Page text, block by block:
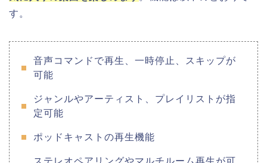
す。
音声コマンドで再生、一時停止、スキップが
可能
ジャンルやアーティスト、プレイリストが指
定可能
ポッドキャストの再生機能
ステレオペアリングやマルチルーム再生が可